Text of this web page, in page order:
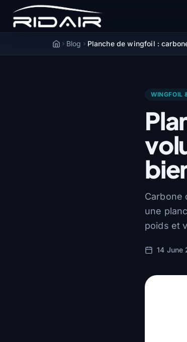
Accueil
Blog Planche de wingfoil :
WINGFOIL
Carbone
une
poids et
14 June